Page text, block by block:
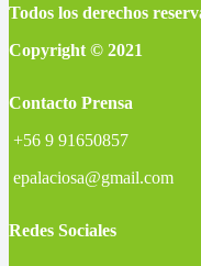
Todos los derechos
Copyright © 2021
Contacto Prensa
+56 9 91650857
epalaciosa@gmail.com
Redes Sociales